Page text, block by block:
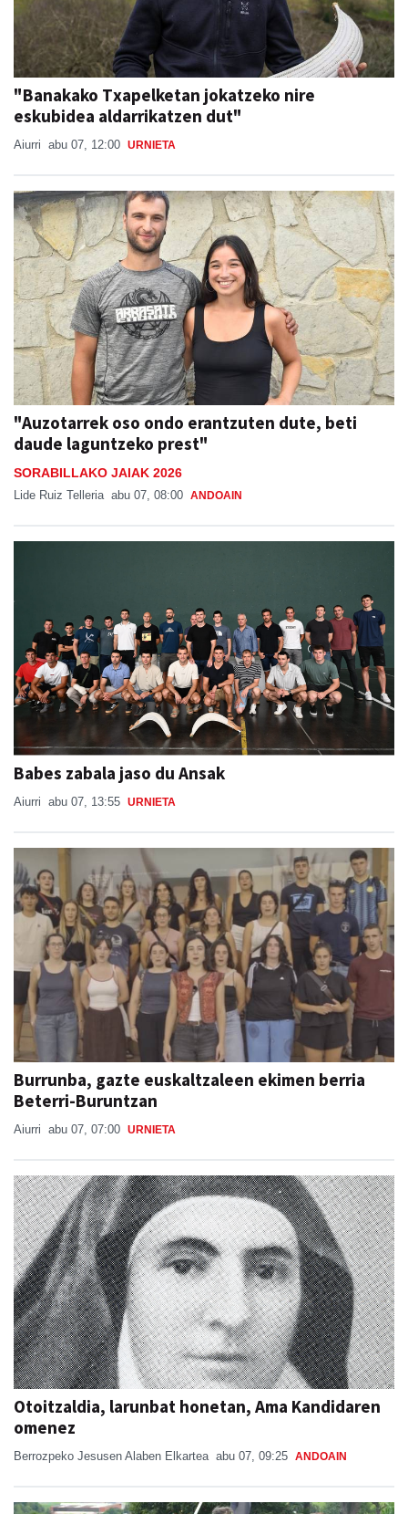
"Banakako Txapelketan jokatzeko nire
eskubidea aldarrikatzen dut"
Aiurri abu 07, 12:00 URNIETA
"Auzotarrek oso ondo erantzuten dute, beti
daude laguntzeko prest"
SORABILLAKO JAIAK 2026
Lide Ruiz Telleria abu 07, 08:00 ANDOAIN
Babes zabala jaso du Ansak
Aiurri abu 07, 13:55 URNIETA
Burrunba, gazte euskaltzaleen ekimen berria
Beterri-Buruntzan
Aiurri abu 07, 07:00 URNIETA
Otoitzaldia, larunbat honetan, Ama Kandidaren
omenez
Berrozpeko Jesusen Alaben Elkartea abu 07, 09:25 ANDOAIN